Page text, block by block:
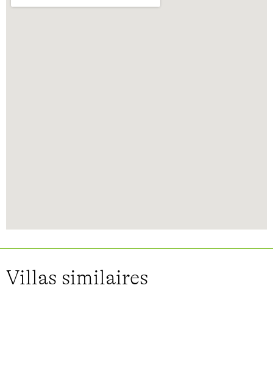
Villas similaires